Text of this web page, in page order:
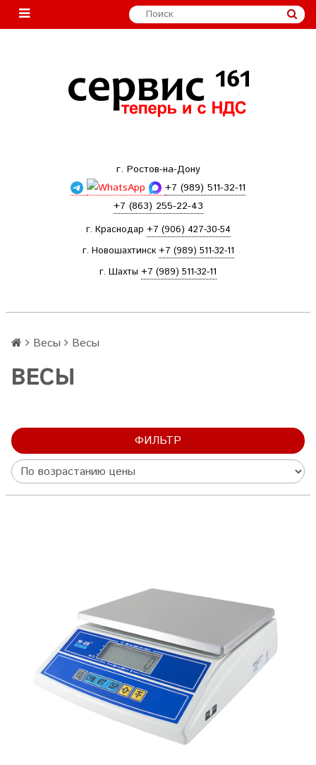
г. Ростов-на-Дону
+7 (989) 511-32-11
+7 (863) 255-22-43
г. Краснодар +7 (906) 427-30-54
г. Новошахтинск +7 (989) 511-32-11
г. Шахты +7 (989) 511-32-11
Весы Весы
ВЕСЫ
ФИЛЬТР